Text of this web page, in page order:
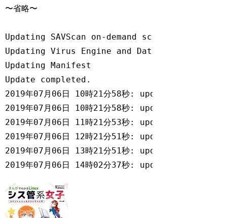
〜省略〜
Updating SAVScan on-demand scanner
Updating Virus Engine and Data
Updating Manifest
Update completed.
2019年07月06日 10時21分58秒: update.updated
2019年07月06日 10時21分58秒: update.updated
2019年07月06日 11時21分53秒: update.check
2019年07月06日 12時21分51秒: update.check
2019年07月06日 13時21分51秒: update.check